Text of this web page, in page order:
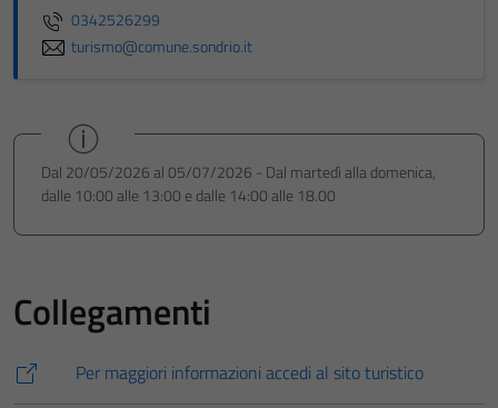
0342526299
turismo@comune.sondrio.it
Dal 20/05/2026 al 05/07/2026 - Dal martedì alla domenica,
dalle 10:00 alle 13:00 e dalle 14:00 alle 18.00
Collegamenti
Per maggiori informazioni accedi al sito turistico